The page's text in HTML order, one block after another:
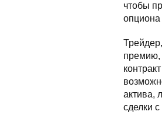
чтобы
премию,
актива,
сделки